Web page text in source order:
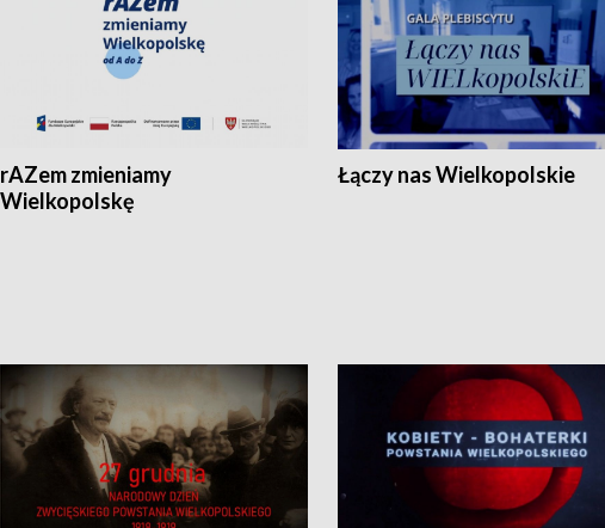
rAZem zmieniamy
Wielkopolskę
Łączy nas Wielkopolskie